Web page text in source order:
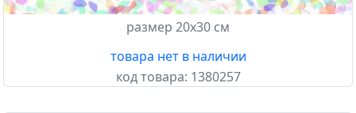
размер 20х30 см
товара нет в наличии
код товара: 1380257